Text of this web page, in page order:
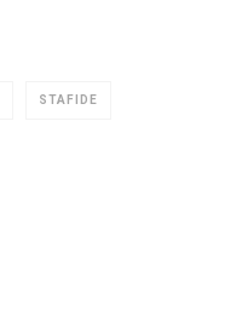
STAFIDE